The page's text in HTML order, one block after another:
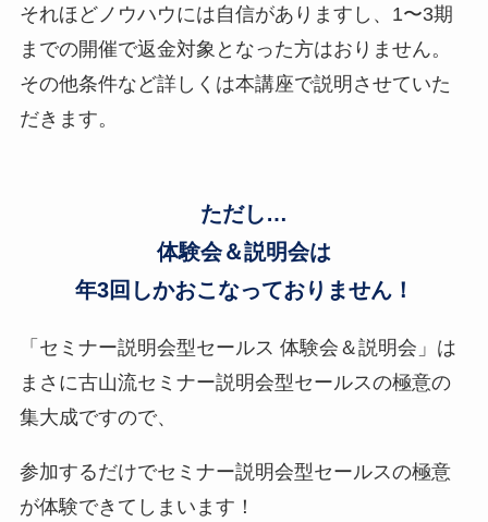
それほどノウハウには自信がありますし、1〜3期
までの開催で返金対象となった方はおりません。
その他条件など詳しくは本講座で説明させていた
だきます。
ただし…
体験会＆説明会は
年3回しかおこなっておりません！
「セミナー説明会型セールス 体験会＆説明会」は
まさに古山流セミナー説明会型セールスの極意の
集大成ですので、
参加するだけでセミナー説明会型セールスの極意
が体験できてしまいます！